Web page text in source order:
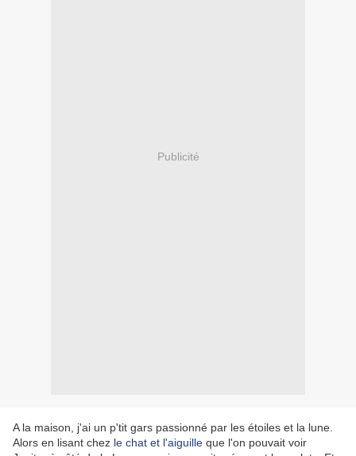
Publicité
A la maison, j'ai un p'tit gars passionné par les étoiles et la lune.
Alors en lisant chez le chat et l'aiguille que l'on pouvait voir